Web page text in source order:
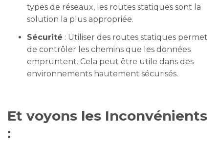
types de réseaux, les routes statiques sont la
solution la plus appropriée.
Sécurité : Utiliser des routes statiques permet
de contrôler les chemins que les données
empruntent. Cela peut être utile dans des
environnements hautement sécurisés.
Et voyons les Inconvénients
: